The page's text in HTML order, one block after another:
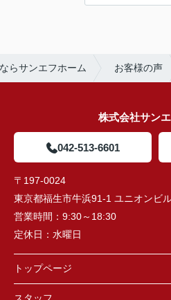
らサンエフホーム お客様の声
株式会社サン
042-513-6601
〒197-0024
東京都福生市牛浜91-1 ユニオンビ
営業時間： 9:30～18:30
定休日： 水曜日
トップページ